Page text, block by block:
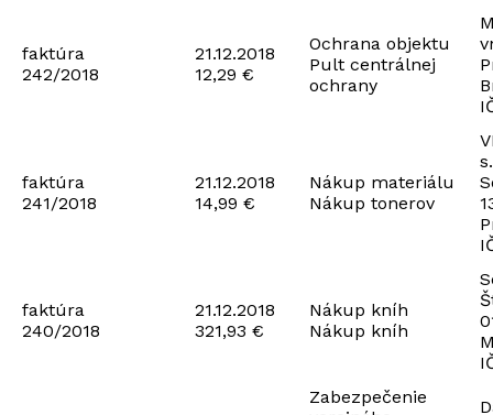
faktúra
242/2018
21.12.2018
12,29 €
Ochrana objektu
Pult centrálnej
ochrany
faktúra
241/2018
21.12.2018
14,99 €
Nákup materiálu
Nákup tonerov
faktúra
240/2018
21.12.2018
321,93 €
Nákup kníh
Nákup kníh
Zabezpečenie